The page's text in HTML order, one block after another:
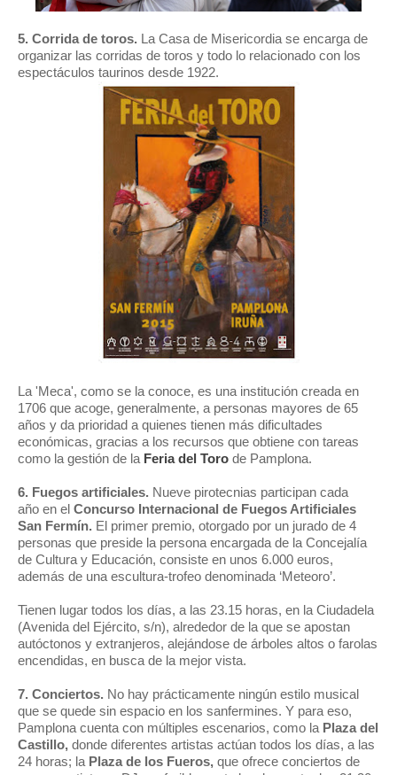
5. Corrida de toros. La Casa de Misericordia se encarga de
organizar las corridas de toros y todo lo relacionado con los
espectáculos taurinos desde 1922.
La 'Meca', como se la conoce, es una institución creada en
1706 que acoge, generalmente, a personas mayores de 65
años y da prioridad a quienes tienen más dificultades
económicas, gracias a los recursos que obtiene con tareas
como la gestión de la Feria del Toro de Pamplona.
6. Fuegos artificiales. Nueve pirotecnias participan cada
año en el Concurso Internacional de Fuegos Artificiales
San Fermín. El primer premio, otorgado por un jurado de 4
personas que preside la persona encargada de la Concejalía
de Cultura y Educación, consiste en unos 6.000 euros,
además de una escultura-trofeo denominada ‘Meteoro’.
Tienen lugar todos los días, a las 23.15 horas, en la Ciudadela
(Avenida del Ejército, s/n), alrededor de la que se apostan
autóctonos y extranjeros, alejándose de árboles altos o farolas
encendidas, en busca de la mejor vista.
7. Conciertos. No hay prácticamente ningún estilo musical
que se quede sin espacio en los sanfermines. Y para eso,
Pamplona cuenta con múltiples escenarios, como l a Plaza del
Castillo, donde diferentes artistas actúan todos los días, a las
24 horas; l a Plaza de los Fueros, que ofrece conciertos de